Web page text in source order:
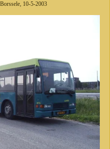
10-5-2003